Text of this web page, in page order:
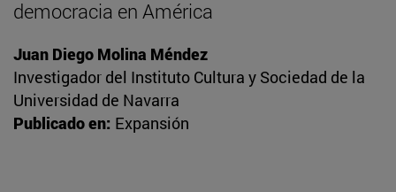
democracia en América
Juan Diego Molina Méndez
Investigador del Instituto Cultura y Sociedad de la
Universidad de Navarra
Publicado en: Expansión